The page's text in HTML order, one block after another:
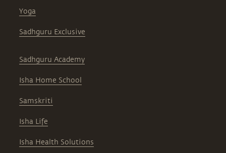
Yoga
Sadhguru Exclusive
Sadhguru Academy
Isha Home School
Samskriti
Isha Life
Isha Health Solutions